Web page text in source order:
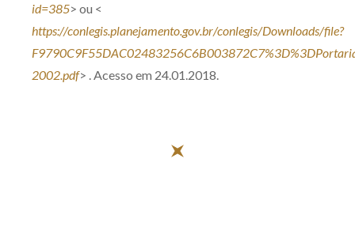
id=385> ou <
https://conlegis.planejamento.gov.br/conlegis/Downloads/file?
2002.pdf> . Acesso em 24.01.2018.